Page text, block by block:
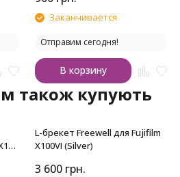
Заканчивается
Отправим сегодня!
В корзину
також купують
L-брекет Freewell для Fujifilm
X100VI (Silver)
3 600 грн.